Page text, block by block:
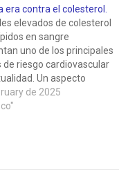
era contra el colesterol.
elevados de colesterol
en sangre
uno de los principales
riesgo cardiovascular
Un aspecto
pasado
que no solo importa la
de 2025